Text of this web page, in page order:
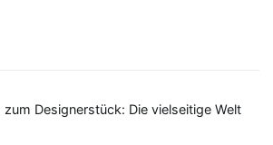
Designerstück: Die vielseitige Welt